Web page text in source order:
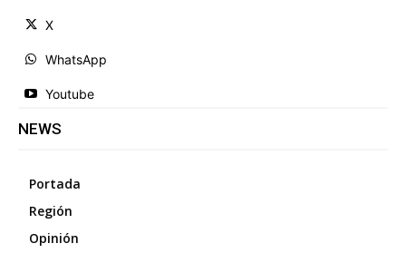
X
WhatsApp
Youtube
NEWS
Portada
Región
Opinión